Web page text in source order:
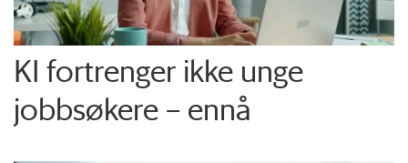
KI fortrenger ikke unge
jobbsøkere – ennå